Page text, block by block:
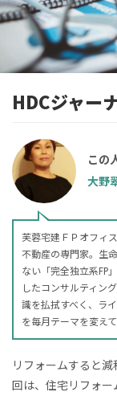
HDCジャー
この
大野
芙蓉宅建ＦＰオフィ
不動産の専門家。生
ない「完全独立系FP
したコンサルティン
識を払拭すべく、ラ
を毎月テーマを変え
リフォームすると
回は、住宅リフォ